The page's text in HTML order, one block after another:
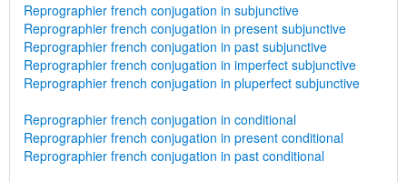
Reprographier french conjugation in subjunctive
Reprographier french conjugation in present subjunctive
Reprographier french conjugation in past subjunctive
Reprographier french conjugation in imperfect subjunctive
Reprographier french conjugation in pluperfect subjunctive
Reprographier french conjugation in conditional
Reprographier french conjugation in present conditional
Reprographier french conjugation in past conditional